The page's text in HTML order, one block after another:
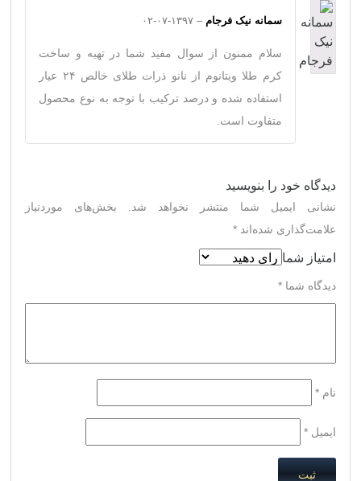
سمانه نیک فرجام – ۱۳۹۷-۰۷-۰۲
سلام ممنون از سوال مفید شما در تهیه و ساخت
کرم طلا ویتانوم از نانو ذرات طلای خالص ۲۴ عیار
استفاده شده و درصد ترکیب با توجه به نوع محصول
متفاوت است.
دیدگاه خود را بنویسید
نشانی ایمیل شما منتشر نخواهد شد. بخش‌های موردنیاز
علامت‌گذاری شده‌اند*
امتیاز شما
دیدگاه شما*
نام*
ایمیل*